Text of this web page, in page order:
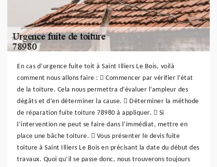
En cas d’urgence fuite toit à Saint Illiers Le Bois, voilà
comment nous allons faire :  Commencer par vérifier l’état
de la toiture. Cela nous permettra d’évaluer l’ampleur des
dégâts et d’en déterminer la cause.  Déterminer la méthode
de réparation fuite toiture 78980 à appliquer.  Si
l’intervention ne peut se faire dans l’immédiat, mettre en
place une bâche toiture.  Vous présenter le devis fuite
toiture à Saint Illiers Le Bois en précisant la date du début des
travaux. Quoi qu’il se passe donc, nous trouverons toujours